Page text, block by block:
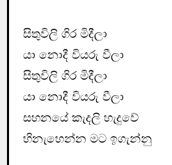
සිතුවිලි ගිර මිදීලා
යා නොදී වියරු වීලා
සිතුවිලි ගිර මිදීලා
යා නොදී වියරු වීලා
සහනයේ කැදලි හැදුවේ
හිනැහෙන්න මට ඉගැන්නු